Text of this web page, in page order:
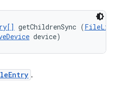
getChildrenSync (
device)
.